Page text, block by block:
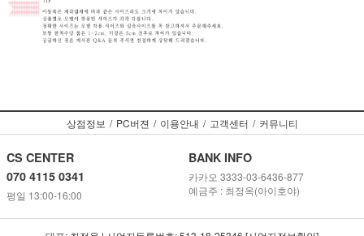
상점정보 / PC버젼 / 이용안내 / 고객센터 / 커뮤니티
CS CENTER
070 4115 0341
평일 13:00-16:00
BANK INFO
카카오 3333-03-6436-877
예금주 : 최정옥(아이호야)